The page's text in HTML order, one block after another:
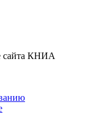
сайта КНИА